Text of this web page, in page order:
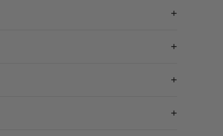
+
+
+
+